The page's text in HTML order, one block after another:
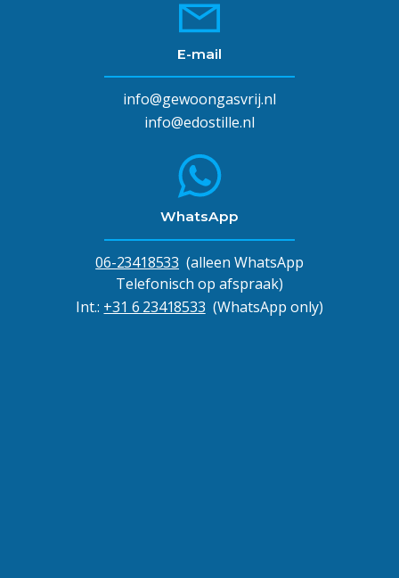
E-mail
info@gewoongasvrij.nl
info@edostille.nl
WhatsApp
06-23418533 (alleen WhatsApp
Telefonisch op afspraak)
Int.: +31 6 23418533 (WhatsApp only)